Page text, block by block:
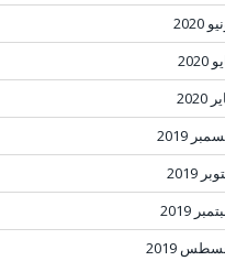
2020
2019
2019
2019
2019